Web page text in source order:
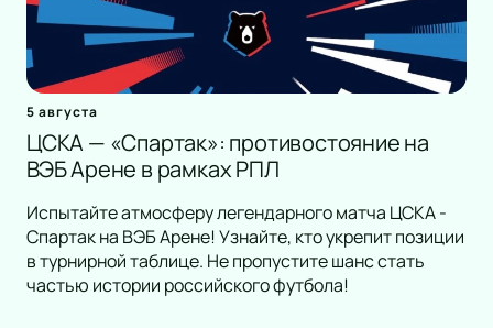
5 августа
ЦСКА — «Спартак»: противостояние на
ВЭБ Арене в рамках РПЛ
Испытайте атмосферу легендарного матча ЦСКА -
Спартак на ВЭБ Арене! Узнайте, кто укрепит позиции
в турнирной таблице. Не пропустите шанс стать
частью истории российского футбола!